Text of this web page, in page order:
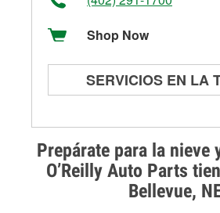
Prepárate para la nieve
O’Reilly Auto Parts
Bellevue,
Shop Now
SERVICIOS EN LA
Prueba de alternadores
arrancadores
Revisión de la luz